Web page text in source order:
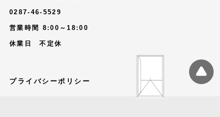
0287-46-5529
営業時間 8:00～18:00
休業日 不定休
プライバシーポリシー